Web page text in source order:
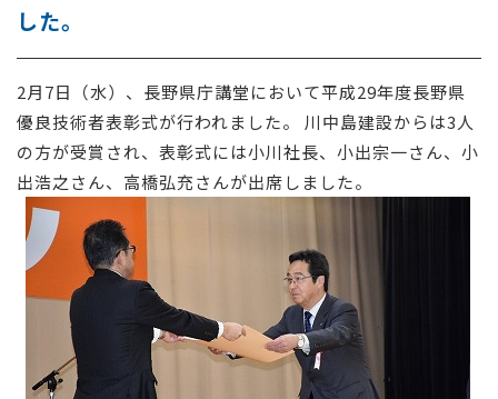
お問い合わせ
した。
2月7日（水）、長野県庁講堂において平成29年度長野県
優良技術者表彰式が行われました。 川中島建設からは3人
の方が受賞され、表彰式には小川社長、小出宗一さん、小
出浩之さん、高橋弘充さんが出席しました。